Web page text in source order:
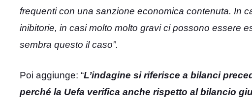
frequenti con una sanzione economica contenuta. In
inibitorie, in casi molto molto gravi ci possono essere
sembra questo il caso”.
Poi aggiunge: “L’indagine si riferisce a bilanci
perché la Uefa verifica anche rispetto al bilancio